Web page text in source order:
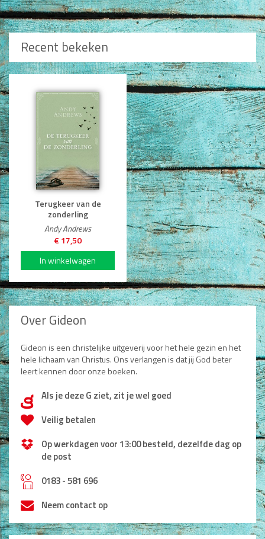
Beschrijving *
Type nog 50 woorden.
Plaatsen
Recent bekeken
Terugkeer van de
zonderling
Andy Andrews
€ 17,50
Over Gideon
Gideon is een christelijke uitgeverij voor het hele gezin en het
hele lichaam van Christus. Ons verlangen is dat jij God beter
leert kennen door onze boeken.
dAls je deze G ziet, zit je wel goed
Veilig betalen
Op werkdagen voor 13:00 besteld, dezelfde dag op
de post
h0183 - 581 696
Neem contact op